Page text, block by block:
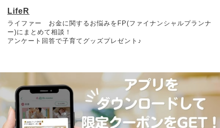
LifeR
ライファー お金に関するお悩みをFP(ファイナンシャルプランナ
ー)にまとめて相談！
アンケート回答で子育てグッズプレゼント♪